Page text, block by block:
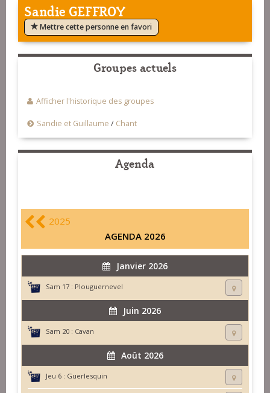
Sandie GEFFROY
Mettre cette personne en favori
Groupes actuels
Afficher l'historique des groupes
Sandie et Guillaume / Chant
Agenda
2025
AGENDA 2026
Janvier 2026
Sam 17 : Plouguernevel
Juin 2026
Sam 20 : Cavan
Août 2026
Jeu 6 : Guerlesquin